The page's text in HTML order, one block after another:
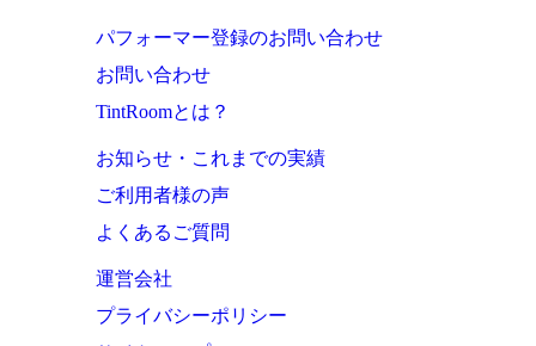
パフォーマー登録のお問い合わせ
お問い合わせ
TintRoomとは？
お知らせ・これまでの実績
ご利用者様の声
よくあるご質問
運営会社
プライバシーポリシー